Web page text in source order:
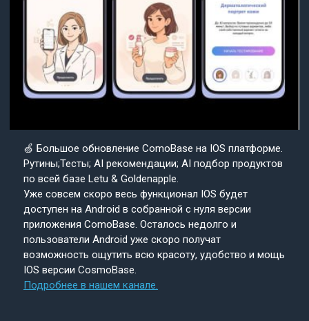
🍏 Большое обновление ComoBase на IOS платформе.
Рутины;Тесты; AI рекомендации; AI подбор продуктов
по всей базе Letu & Goldenapple.
Уже совсем скоро весь функционал IOS будет
доступен на Android в собранной с нуля версии
приложения ComoBase. Осталось недолго и
пользователи Android уже скоро получат
возможность ощутить всю красоту, удобство и мощь
IOS версии CosmoBase.
Подробнее в нашем канале.